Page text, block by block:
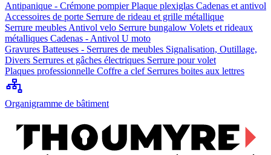
Antipanique - Crémone pompierPlaque plexiglas Cadenas et antivol
Accessoires de porte Serrure de rideau et grille métallique
Serrure meubles Antivol velo Serrure bungalow Volets et rideaux
métalliques Cadenas - Antivol U moto
Gravures Batteuses - Serrures de meubles Signalisation, Outillage,
Divers Serrures et gâches électriques Serrure pour volet
Plaques professionnelle Coffre a clef Serrures boites aux lettres
Organigramme de bâtiment